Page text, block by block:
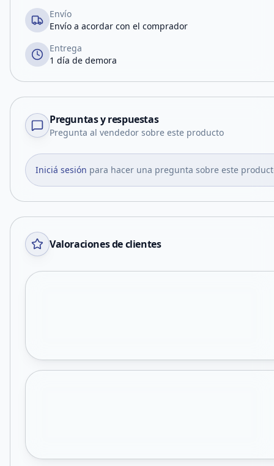
Envío
Envío a acordar con el comprador
Entrega
1 día de demora
Preguntas y respuestas
Pregunta al vendedor sobre este producto
Iniciá sesión para hacer una pregunta sobre este
Valoraciones de clientes